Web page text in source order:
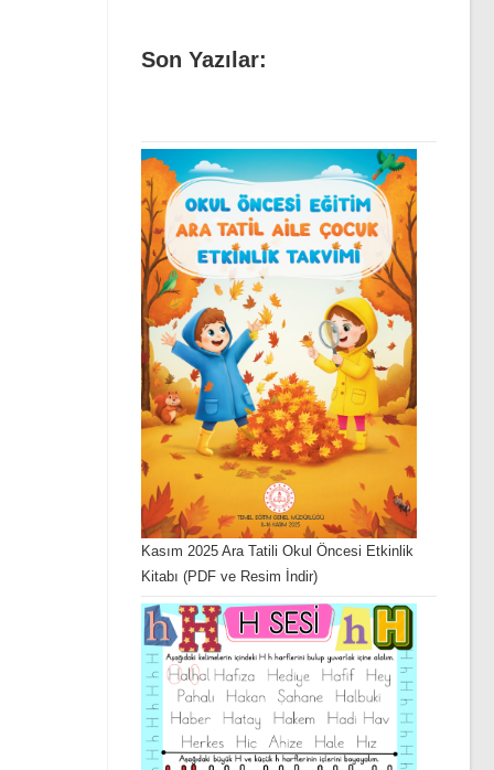
Son Yazılar:
Kasım 2025 Ara Tatili Okul Öncesi Etkinlik
Kitabı (PDF ve Resim İndir)